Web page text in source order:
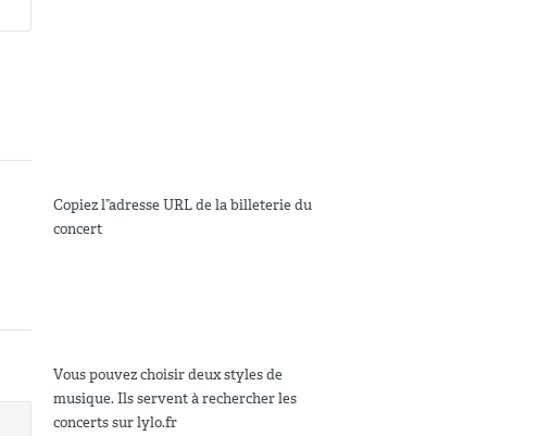
Copiez l”adresse URL de la billeterie du
concert
Vous pouvez choisir deux styles de
musique. Ils servent à rechercher les
concerts sur lylo.fr